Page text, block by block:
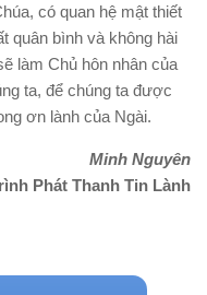
có quan hệ mật thiết
quân bình và không hài
làm Chủ hôn nhân của
ta, để chúng ta được
ơn lành của Ngài.
Minh Nguyên
Phát Thanh Tin Lành